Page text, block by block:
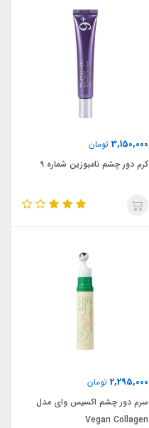
3,150,000 تومان
کرم دور چشم نامبوزین شماره 9
2,295,000 تومان
سرم دور چشم اکسیس وای مدل
Vegan Collagen